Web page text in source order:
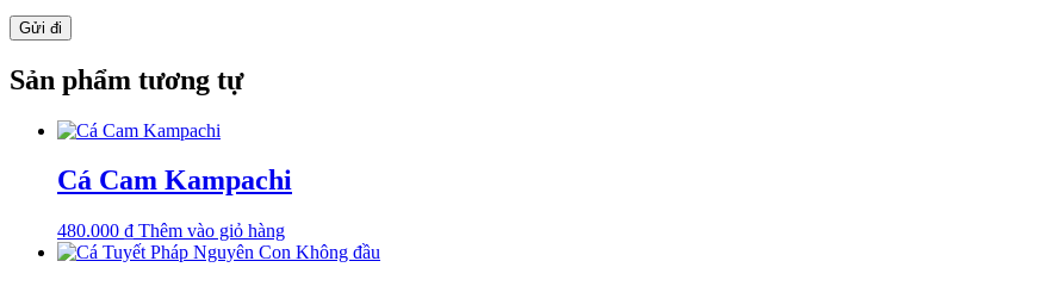
Sản phẩm tương tự
Cá Cam Kampachi
480.000 ₫ Thêm vào giỏ hàng